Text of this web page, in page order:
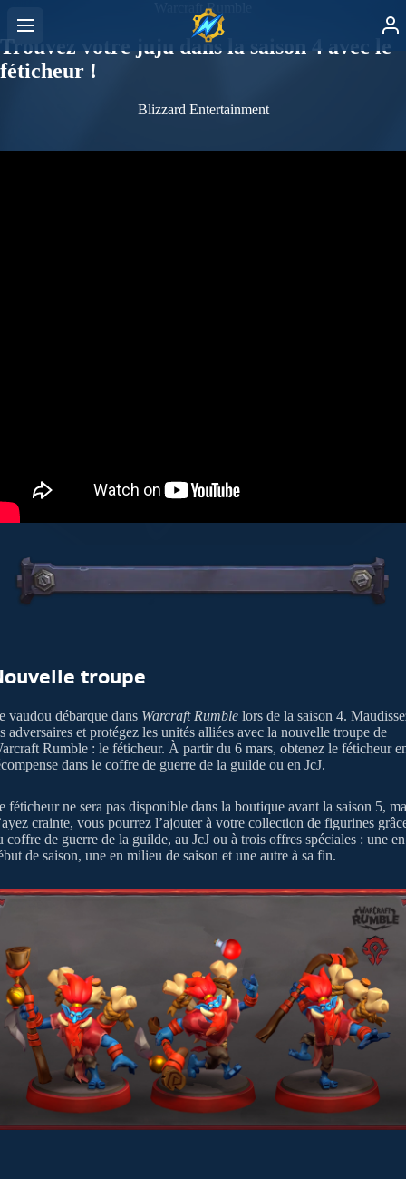
Warcraft Rumble
Trouvez votre juju dans la saison 4 avec le
féticheur !
Blizzard Entertainment
troupe
vaudou débarque dans Warcraft Rumble lors de la saison 4.
adversaires et protégez les unités alliées avec la nouvelle troupe de
Rumble : le féticheur. À partir du 6 mars, obtenez le féticheur
dans le coffre de guerre de la guilde ou en JcJ.
féticheur ne sera pas disponible dans la boutique avant la saison 5,
crainte, vous pourrez l’ajouter à votre collection de figurines
coffre de guerre de la guilde, au JcJ ou à trois offres spéciales : une en
de saison, une en milieu de saison et une autre à sa fin.